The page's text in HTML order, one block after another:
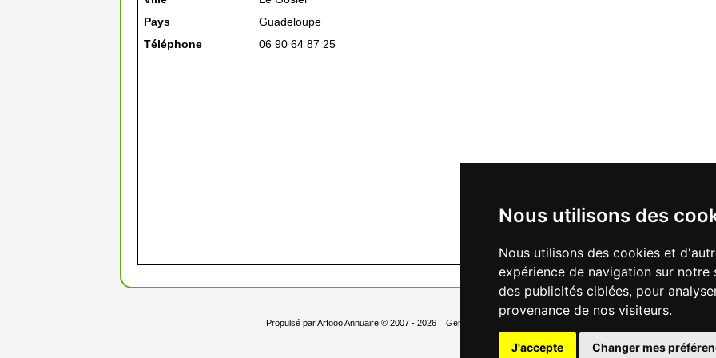
Nous utilisons des
Nous utilisons des cookies et
expérience de navigation sur
des publicités ciblées, pour
provenance de nos visiteurs.
J'accepte Changer mes
Pays
Guadeloupe
Téléphone
06 90 64 87 25
Propulsé parArfooo Annuaire © 2007 - 2026 Generated in 0.119 Queries: 6